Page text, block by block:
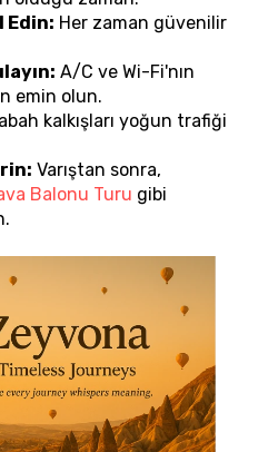
Edin: Her zaman güvenilir
A/C ve Wi-Fi'nın
emin olun.
kalkışları yoğun trafiği
Balonu Turu gibi